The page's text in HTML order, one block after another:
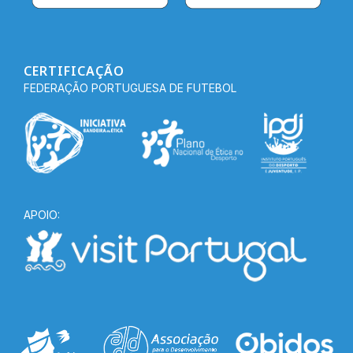
CERTIFICAÇÃO
FEDERAÇÃO PORTUGUESA DE FUTEBOL
APOIO: